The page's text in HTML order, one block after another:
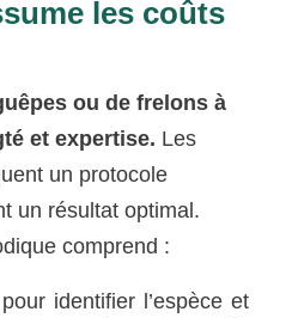
les coûts
ou de frelons à
et expertise. Les
un protocole
un résultat optimal.
comprend :
identifier l’espèce et